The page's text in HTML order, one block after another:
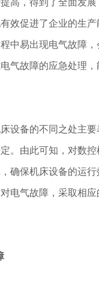
高，得到了全面发
效促进了企业的生
中易出现电气故障
气故障的应急处理
设备的不同之处主
。由此可知，对数
确保机床设备的运
电气故障，采取相